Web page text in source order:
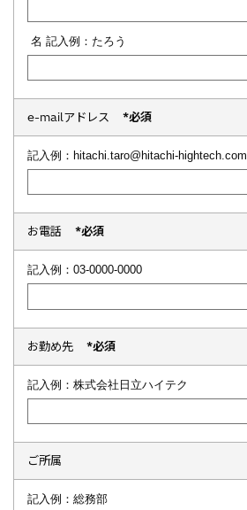
名 記入例：たろう
e-mailアドレス *必須
記入例：hitachi.taro@hitachi-hightech.com
お電話 *必須
記入例：03-0000-0000
お勤め先 *必須
記入例：株式会社日立ハイテク
ご所属
記入例：総務部